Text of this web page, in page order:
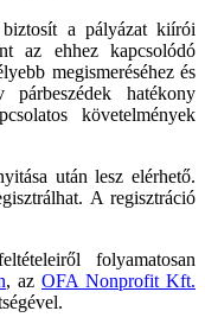
biztosít a pályázat kiírói
az ehhez kapcsolódó
megismeréséhez és
párbeszédek hatékony
követelmények
után lesz elérhető.
A regisztráció
folyamatosan
, az OFA Nonprofit Kft.